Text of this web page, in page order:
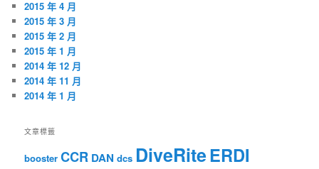
2015 年 4 月
2015 年 3 月
2015 年 2 月
2015 年 1 月
2014 年 12 月
2014 年 11 月
2014 年 1 月
文章標籤
booster CCR DAN dcs DiveRiteERDI